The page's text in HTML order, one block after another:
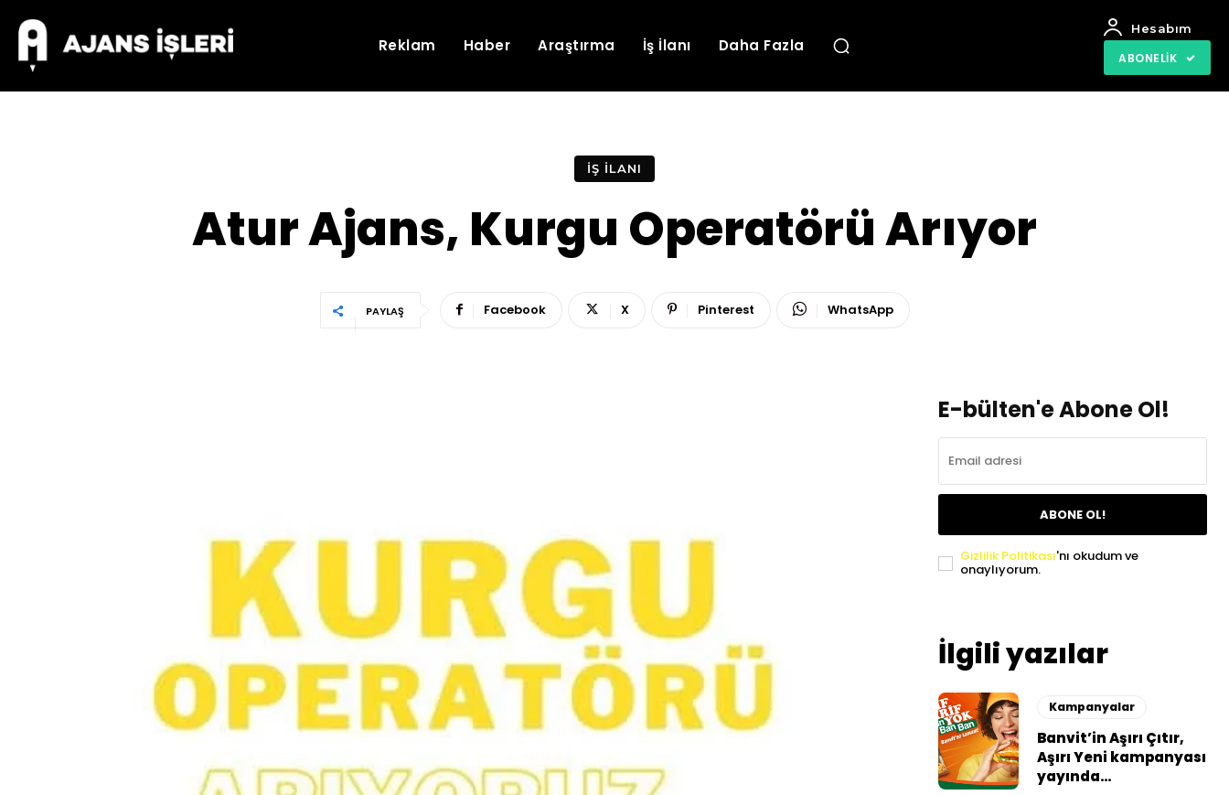
Reklam Haber Araştırma İş İlanı Daha Fazla
Hesabım
ABONELIK
İŞ İLANI
Atur Ajans, Kurgu Operatörü Arıyor
PAYLAŞ Facebook X Pinterest WhatsApp
E-bülten'e Abone Ol!
ABONE OL!
Gizlilik Politikası'nı okudum ve
onaylıyorum.
İlgili yazılar
Kampanyalar
Banvit’in Aşırı Çıtır,
Aşırı Yeni kampanyası
yayında…